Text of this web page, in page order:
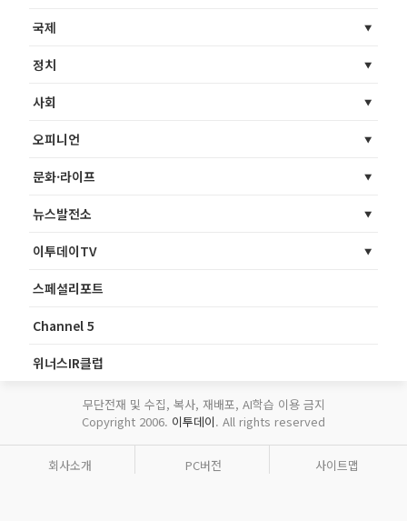
국제
정치
사회
오피니언
문화·라이프
뉴스발전소
이투데이TV
스페셜리포트
Channel 5
위너스IR클럽
무단전재 및 수집, 복사, 재배포, AI학습 이용 금지
Copyright 2006. 이투데이. All rights reserved
회사소개 PC버전 사이트맵